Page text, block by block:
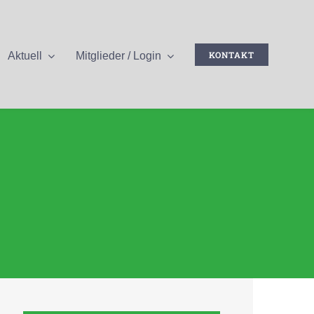
Aktuell Mitglieder / Login KONTAKT